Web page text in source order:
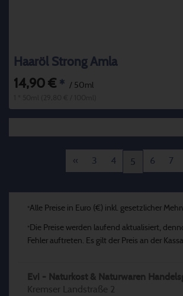
Haaröl Strong Amla
14,90 € * / 50ml
« 3 4 5 6 7
*Alle Preise in Euro (€) inkl. gesetzlicher
* Die Preise werden laufend aktualisiert,
Fehler auftreten. Es gilt der Preis an der Kassa.
Evi - Naturkost & Naturwaren
Kremser Landstraße 2